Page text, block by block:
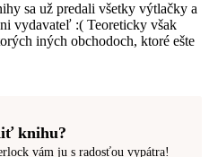
sa už predali všetky výtlačky a
vydavateľ :( Teoreticky však
iných obchodoch, ktoré ešte
knihu?
vám ju s radosťou vypátra!